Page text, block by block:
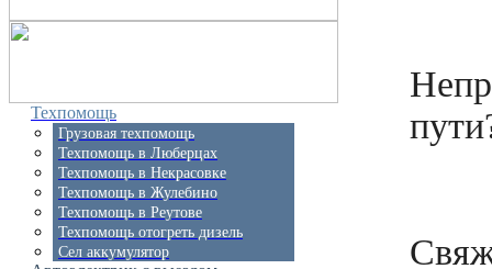
Техпомощь
Грузовая техпомощь
Техпомощь в Люберцах
Техпомощь в Некрасовке
Техпомощь в Жулебино
Техпомощь в Реутове
Техпомощь отогреть дизель
Сел аккумулятор